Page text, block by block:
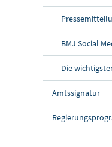
BMJ Social
Die
Amtssignatur